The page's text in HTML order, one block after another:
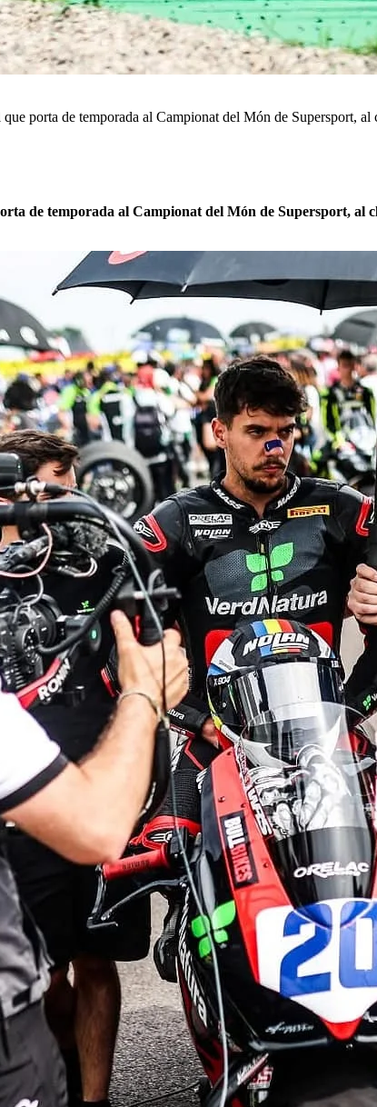
porta de temporada al Campionat del Món de Supersport, al
de temporada al Campionat del Món de Supersport, al